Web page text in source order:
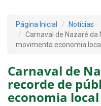
Página Inicial
Notícias
Carnaval de Nazaré
movimenta economia local
Carnaval de
recorde de
economia local